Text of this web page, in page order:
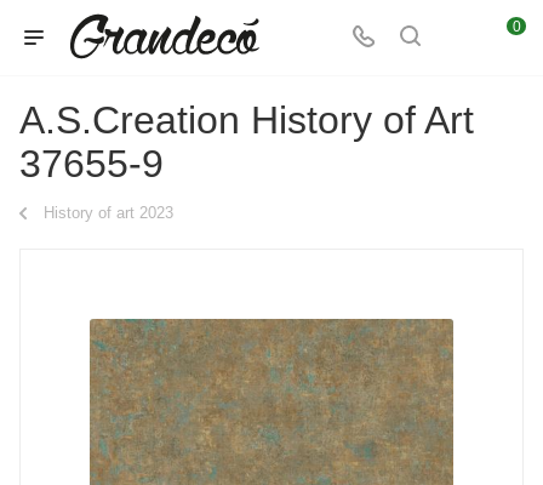
0
A.S.Creation History of Art
37655-9
History of art 2023